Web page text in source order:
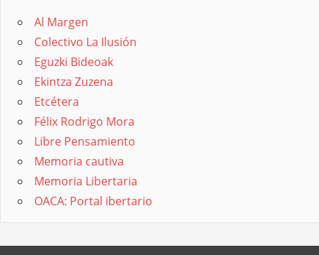
Al Margen
Colectivo La Ilusión
Eguzki Bideoak
Ekintza Zuzena
Etcétera
Félix Rodrigo Mora
Libre Pensamiento
Memoria cautiva
Memoria Libertaria
OACA: Portal ibertario